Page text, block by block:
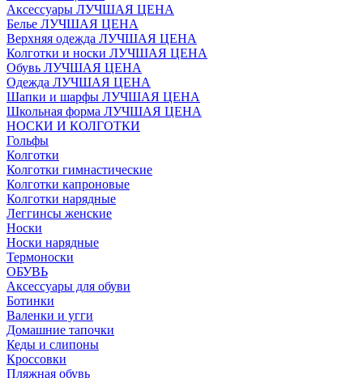
Аксессуары ЛУЧШАЯ ЦЕНА
Белье ЛУЧШАЯ ЦЕНА
Верхняя одежда ЛУЧШАЯ ЦЕНА
Колготки и носки ЛУЧШАЯ ЦЕНА
Обувь ЛУЧШАЯ ЦЕНА
Одежда ЛУЧШАЯ ЦЕНА
Шапки и шарфы ЛУЧШАЯ ЦЕНА
Школьная форма ЛУЧШАЯ ЦЕНА
НОСКИ И КОЛГОТКИ
Гольфы
Колготки
Колготки гимнастические
Колготки капроновые
Колготки нарядные
Леггинсы женские
Носки
Носки нарядные
Термоноски
ОБУВЬ
Аксессуары для обуви
Ботинки
Валенки и угги
Домашние тапочки
Кеды и слипоны
Кроссовки
Пляжная обувь